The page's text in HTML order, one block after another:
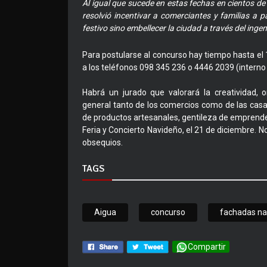
Al igual que sucede en estas fechas en cientos
resolvió incentivar a comerciantes y familias a
festivo sino embellecer la ciudad a través del
Para postularse al concurso hay tiempo hasta
a los teléfonos 098 345 236 o 4446 2039
Habrá un jurado que valorará la creatividad,
general tanto de los comercios como de las
de productos artesanales, gentileza de
Feria y Concierto Navideño, el 21 de diciembre.
obsequios.
TAGS
Aigua concurso fachadas
Compartir